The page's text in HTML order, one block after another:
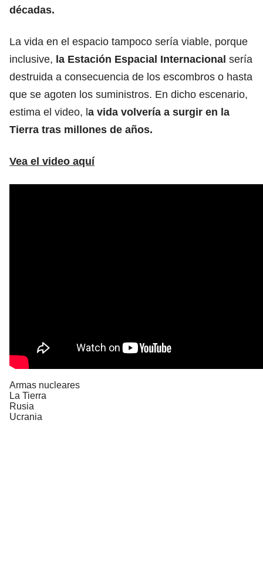
décadas.
La vida en el espacio tampoco sería viable, porque
inclusive, la Estación Espacial Internacional sería
destruida a consecuencia de los escombros o hasta
que se agoten los suministros. En dicho escenario,
estima el video, la vida volvería a surgir en la
Tierra tras millones de años.
Vea el video aquí
Armas nucleares
La Tierra
Rusia
Ucrania